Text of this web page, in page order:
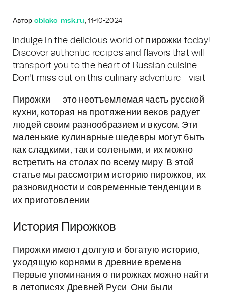
Автор oblako-msk.ru , 11-10-2024
Indulge in the delicious world of пирожки today!
Discover authentic recipes and flavors that will
transport you to the heart of Russian cuisine.
Don't miss out on this culinary adventure—visit
Пирожки — это неотъемлемая часть русской
кухни, которая на протяжении веков радует
людей своим разнообразием и вкусом. Эти
маленькие кулинарные шедевры могут быть
как сладкими, так и солеными, и их можно
встретить на столах по всему миру. В этой
статье мы рассмотрим историю пирожков, их
разновидности и современные тенденции в
их приготовлении.
История Пирожков
Пирожки имеют долгую и богатую историю,
уходящую корнями в древние времена.
Первые упоминания о пирожках можно найти
в летописях Древней Руси. Они были